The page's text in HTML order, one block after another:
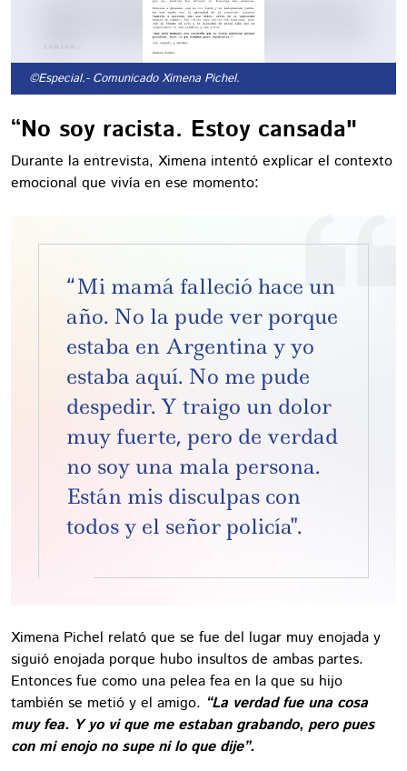
©Especial.- Comunicado Ximena Pichel.
“No soy racista. Estoy cansada"
Durante la entrevista, Ximena intentó explicar el contexto
emocional que vivía en ese momento:
“Mi mamá falleció hace un
año. No la pude ver porque
estaba en Argentina y yo
estaba aquí. No me pude
despedir. Y traigo un dolor
muy fuerte, pero de verdad
no soy una mala persona.
Están mis disculpas con
todos y el señor policía".
Ximena Pichel relató que se fue del lugar muy enojada y
siguió enojada porque hubo insultos de ambas partes.
Entonces fue como una pelea fea en la que su hijo
también se metió y el amigo. “La verdad fue una cosa
muy fea. Y yo vi que me estaban grabando, pero pues
con mi enojo no supe ni lo que dije”.